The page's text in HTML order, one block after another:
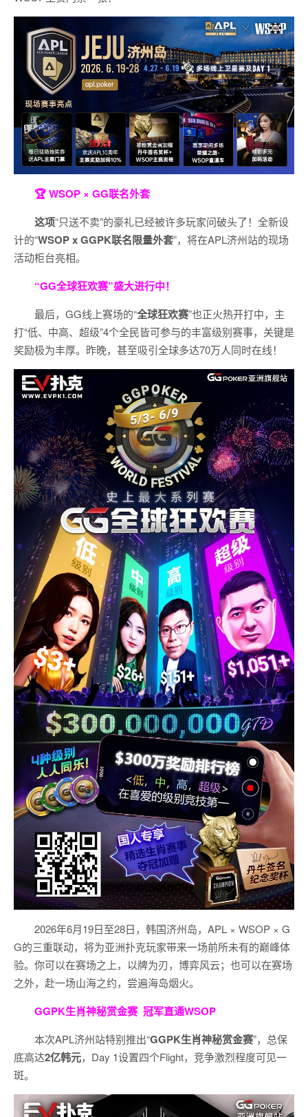
🏆 WSOP × GG联名外套
这项“只送不卖”的豪礼已经被许多玩家问破头了！全新设
计的“WSOP x GGPK联名限量外套”，将在APL济州站的现场
活动柜台亮相。
“GG全球狂欢赛”盛大进行中！
最后，GG线上赛场的“全球狂欢赛”也正火热开打中，主
打“低、中高、超级”4个全民皆可参与的丰富级别赛事，关键是
奖励极为丰厚。 昨晚，甚至吸引全球多达70万人同时在线！
2026年6月19日至28日，韩国济州岛，APL × WSOP × G
G的三重联动，将为亚洲扑克玩家带来一场前所未有的巅峰体
验。 你可以在赛场之上，以牌为刃，博弈风云；也可以在赛场
之外，赴一场山海之约，尝遍海岛烟火。
GGPK生肖神秘赏金赛 冠军直通WSOP
本次APL济州站特别推出“GGPK生肖神秘赏金赛”，总保
底高达2亿韩元，Day 1设置四个Flight，竞争激烈程度可见一
斑。